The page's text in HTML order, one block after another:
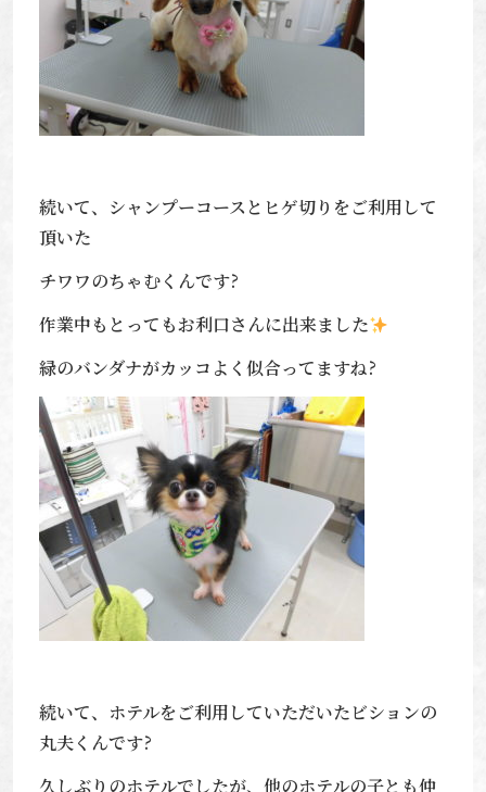
続いて、シャンプーコースとヒゲ切りをご利用して
頂いた
チワワのちゃむくんです?
作業中もとってもお利口さんに出来ました
緑のバンダナがカッコよく似合ってますね?
続いて、ホテルをご利用していただいたビションの
丸夫くんです?
久しぶりのホテルでしたが、他のホテルの子とも仲